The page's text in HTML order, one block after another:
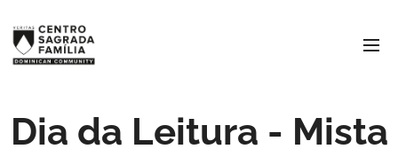
Dia da Leitura - Mista